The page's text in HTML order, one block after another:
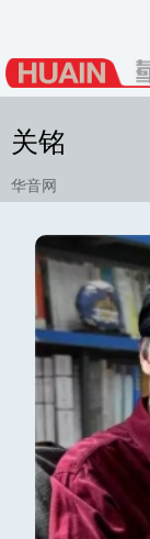
关铭
华音网